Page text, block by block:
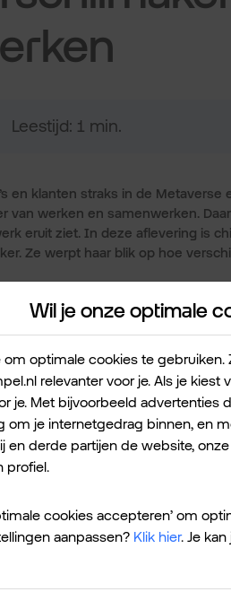
Leestijd: 1 min.
en klanten straks in de Metaverse
van werken en samenwerken.
eruit ziet. In deze aflevering is
Ze werpt haar blik op hoe
bespreekt tech
en digitaal verbonden wereld.
Wil je onze optimale
om optimale cookies te gebruiken.
relevanter voor je. Als je
je. Met bijvoorbeeld advertenties
om je internetgedrag binnen, en
en derde partijen de website,
profiel.
cookies accepteren’ om
aanpassen? Klik hier. Je